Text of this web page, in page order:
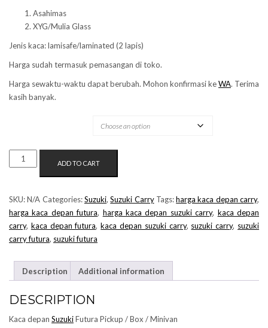
Asahimas
XYG/Mulia Glass
Jenis kaca: lamisafe/laminated (2 lapis)
Harga sudah termasuk pemasangan di toko.
Harga sewaktu-waktu dapat berubah. Mohon konfirmasi keWA. Terima
kasih banyak.
KACA
DEPAN
FUTURA
QUANTITY
ADD TO CART
SKU:N/A Categories:Suzuki,Suzuki Carry Tags:harga kaca depan carry,
harga kaca depan futura, harga kaca depan suzuki carry, kaca depan
carry, kaca depan futura,kaca depan suzuki carry, suzuki carry, suzuki
carry futura, suzuki futura
Description Additional information
DESCRIPTION
Kaca depan SuzukiFutura Pickup / Box / Minivan